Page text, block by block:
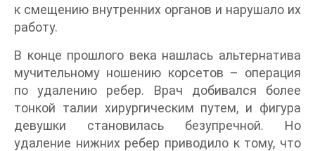
к смещению внутренних органов и нарушало их
работу.
В конце прошлого века нашлась альтернатива
мучительному ношению корсетов – операция
по удалению ребер. Врач добивался более
тонкой талии хирургическим путем, и фигура
девушки становилась безупречной. Но
удаление нижних ребер приводило к тому, что